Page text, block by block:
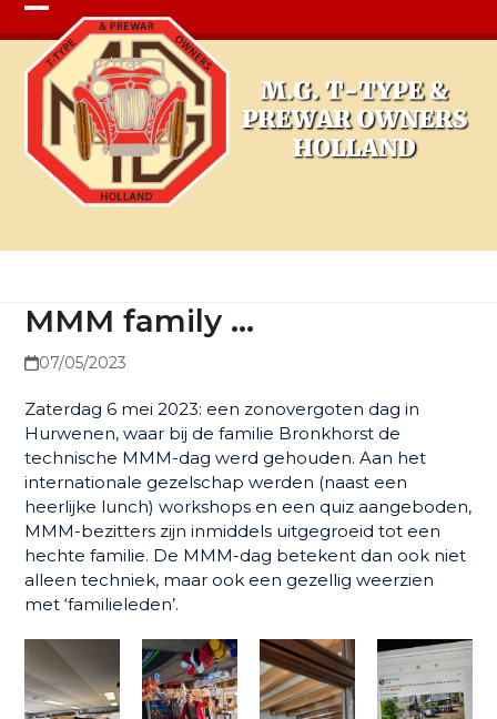
Open
mobile
menu
Close
mobile
menu
MMM family …
07/05/2023
Zaterdag 6 mei 2023: een zonovergoten dag in
Hurwenen, waar bij de familie Bronkhorst de
technische MMM-dag werd gehouden. Aan het
internationale gezelschap werden (naast een
heerlijke lunch) workshops en een quiz aangeboden,
MMM-bezitters zijn inmiddels uitgegroeid tot een
hechte familie. De MMM-dag betekent dan ook niet
alleen techniek, maar ook een gezellig weerzien
met ‘familieleden’.